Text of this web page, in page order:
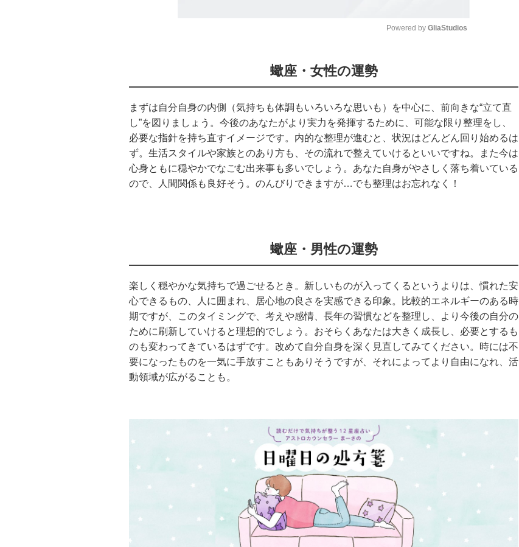
Powered by GliaStudios
蠍座・女性の運勢
まずは自分自身の内側（気持ちも体調もいろいろな思いも）を中心に、前向きな“立て直
し”を図りましょう。今後のあなたがより実力を発揮するために、可能な限り整理をし、
必要な指針を持ち直すイメージです。内的な整理が進むと、状況はどんどん回り始めるは
ず。生活スタイルや家族とのあり方も、その流れで整えていけるといいですね。また今は
心身ともに穏やかでなごむ出来事も多いでしょう。あなた自身がやさしく落ち着いている
ので、人間関係も良好そう。のんびりできますが…でも整理はお忘れなく！
蠍座・男性の運勢
楽しく穏やかな気持ちで過ごせるとき。新しいものが入ってくるというよりは、慣れた安
心できるもの、人に囲まれ、居心地の良さを実感できる印象。比較的エネルギーのある時
期ですが、このタイミングで、考えや感情、長年の習慣などを整理し、より今後の自分の
ために刷新していけると理想的でしょう。おそらくあなたは大きく成長し、必要とするも
のも変わってきているはずです。改めて自分自身を深く見直してみてください。時には不
要になったものを一気に手放すこともありそうですが、それによってより自由になれ、活
動領域が広がることも。